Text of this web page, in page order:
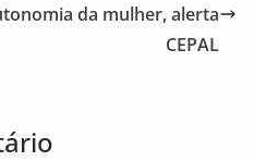
da mulher, alerta
CEPAL